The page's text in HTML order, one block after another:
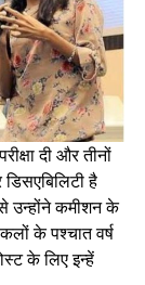
दी और तीनों
है
उन्होंने कमीशन के
के पश्चात वर्ष
के लिए इन्हें